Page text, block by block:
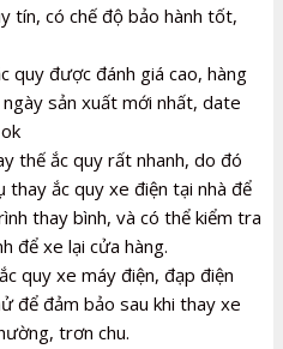
tín, có chế độ bảo hành tốt,
quy được đánh giá cao, hàng
sản xuất mới nhất, date
thế ắc quy rất nhanh, do đó
thay ắc quy xe điện tại nhà để
thay bình, và có thể kiểm tra
để xe lại cửa hàng.
quy xe máy điện, đạp điện
để đảm bảo sau khi thay xe
trơn chu.